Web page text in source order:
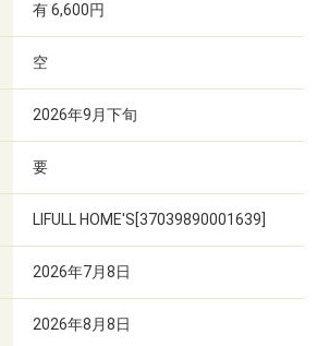
有 6,600円
空
2026年9月下旬
要
LIFULL HOME'S[37039890001639]
2026年7月8日
2026年8月8日